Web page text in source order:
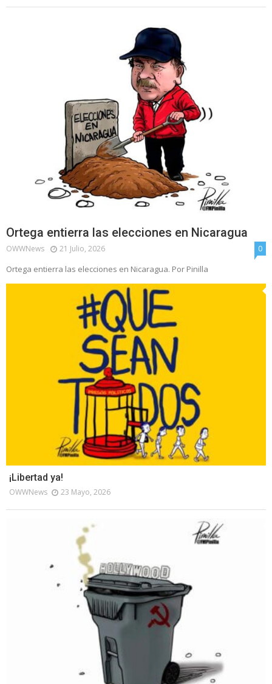
Ortega entierra las elecciones en Nicaragua
OWWNews 21 Julio, 2026 0
Ortega entierra las elecciones en Nicaragua. Por Pinilla
¡Libertad ya!
OWWNews 23 Mayo, 2026